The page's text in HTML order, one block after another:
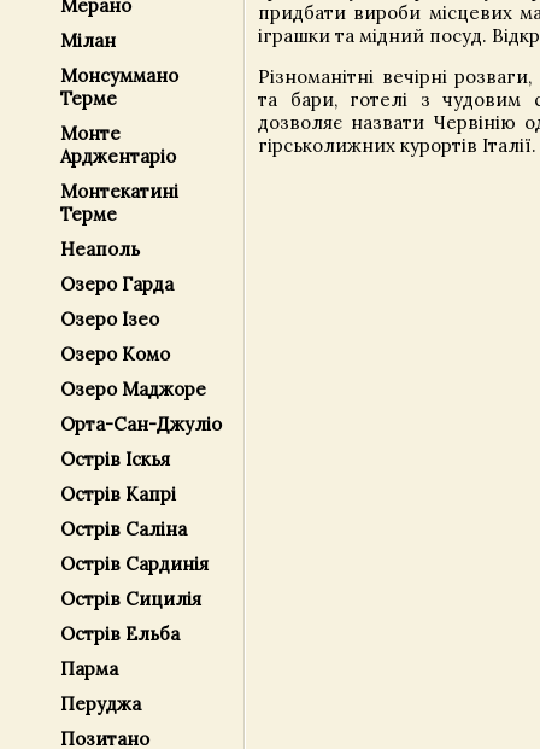
Мерано
Мілан
Монсуммано
Терме
Монте
Арджентаріо
Монтекатині
Терме
Неаполь
Озеро Гарда
Озеро Ізео
Озеро Комо
Озеро Маджоре
Орта-Сан-Джуліо
Острів Іскья
Острів Капрі
Острів Саліна
Острів Сардинія
Острів Сицилія
Острів Ельба
Парма
Перуджа
Позитано
придбати вироби місцевих
іграшки та мідний посуд.
Різноманітні вечірні
та бари, готелі з чудовим
дозволяє назвати Червінію
гірськолижних курортів Італії.